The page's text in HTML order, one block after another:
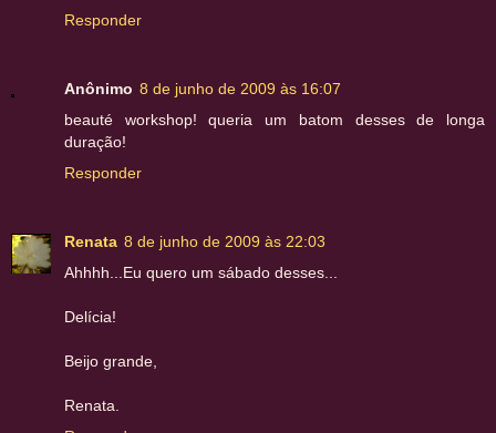
Responder
Anônimo 8 de junho de 2009 às 16:07
beauté workshop! queria um batom desses de longa
duração!
Responder
Renata 8 de junho de 2009 às 22:03
Ahhhh...Eu quero um sábado desses...
Delícia!
Beijo grande,
Renata.